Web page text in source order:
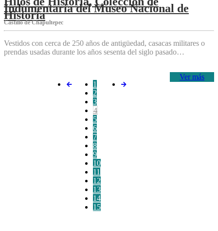
Indumentaria del Museo Nacional de
Historia
Castillo de Chapultepec
Vestidos con cerca de 250 años de antigüedad, casacas militares o
prendas usadas durante los años sesenta del siglo pasado…
Ver más
1
2
3
4
5
6
7
8
9
10
11
12
13
14
15